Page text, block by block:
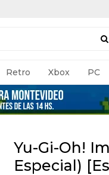
Retro Xbox PC
Yu-Gi-Oh!
Especial)